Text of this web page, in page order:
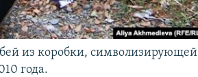
из коробки, символизирующей
года.